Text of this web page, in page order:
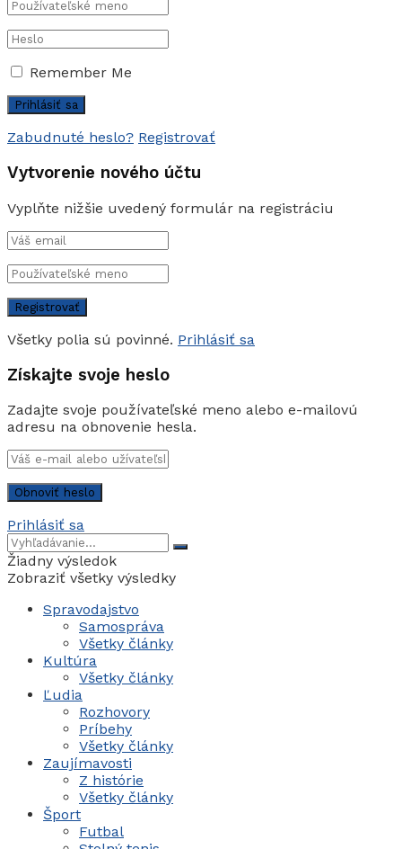
Remember Me
Zabudnuté heslo? Registrovať
Vytvorenie nového účtu
Vyplňte nižšie uvedený formulár na registráciu
Všetky polia sú povinné. Prihlásiť sa
Získajte svoje heslo
Zadajte svoje používateľské meno alebo e-mailovú
adresu na obnovenie hesla.
Prihlásiť sa
Žiadny výsledok
Zobraziť všetky výsledky
Spravodajstvo
Samospráva
Všetky články
Kultúra
Všetky články
Ľudia
Rozhovory
Príbehy
Všetky články
Zaujímavosti
Z histórie
Všetky články
Šport
Futbal